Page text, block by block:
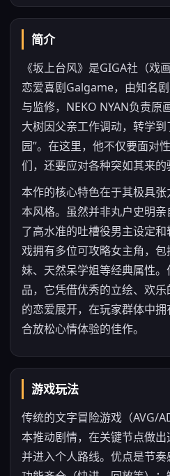
简介
《坂上台风》是GIGA社（戏
恋爱喜剧Galgame，由知名
与监修，NEKO NYAN负责原
大树因父亲工作调动，转学
园”。在这里，他不仅要面对
们，还要应对各种突如其来的
本作的核心特色在于其极具
本风格。虽然并非丸户史明
了高水准的吐槽役男主设定
戏拥有多位可攻略女主角，
妹、天然呆学姐等经典属性。
品，它凭借优秀的立绘、欢
的恋爱展开，在玩家群体中
合放松心情体验的佳作。
游戏玩法
传统的文字冒险游戏（AVG/
本推动剧情，在关键节点做
并进入个人路线。优点是节